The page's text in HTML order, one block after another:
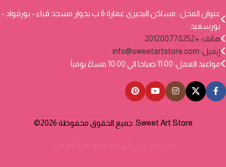
عنوان المحل : مساكن البحيري عمارة 6 ب بجوار مسجد قباء - بورفواد -
بورسعيد
هاتف: +201200778252
إيميل: info@sweetartstore.com
مواعيد العمل: 11:00 صباحا الي 10:00 مساءً يومياً
Sweet Art Store. جميع الحقوق محفوظة 2026©